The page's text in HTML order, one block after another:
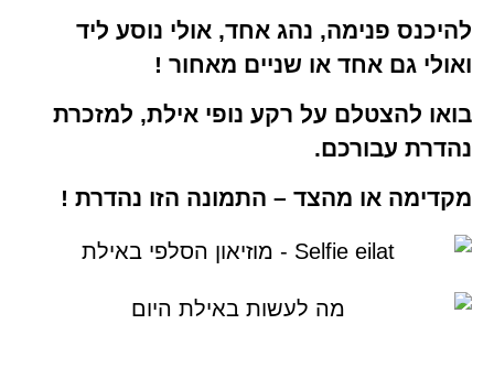
להיכנס פנימה, נהג אחד, אולי נוסע ליד
ואולי גם אחד או שניים מאחור !
בואו להצטלם על רקע נופי אילת, למזכרת
נהדרת עבורכם.
מקדימה או מהצד – התמונה הזו נהדרת !